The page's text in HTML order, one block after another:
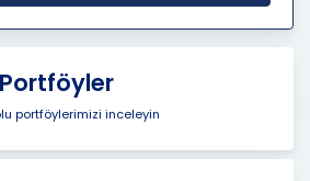
İŞLENMESİ
sağlanması için CB
A.Ş. tarafından kişisel
portföylerimizi inceleyin